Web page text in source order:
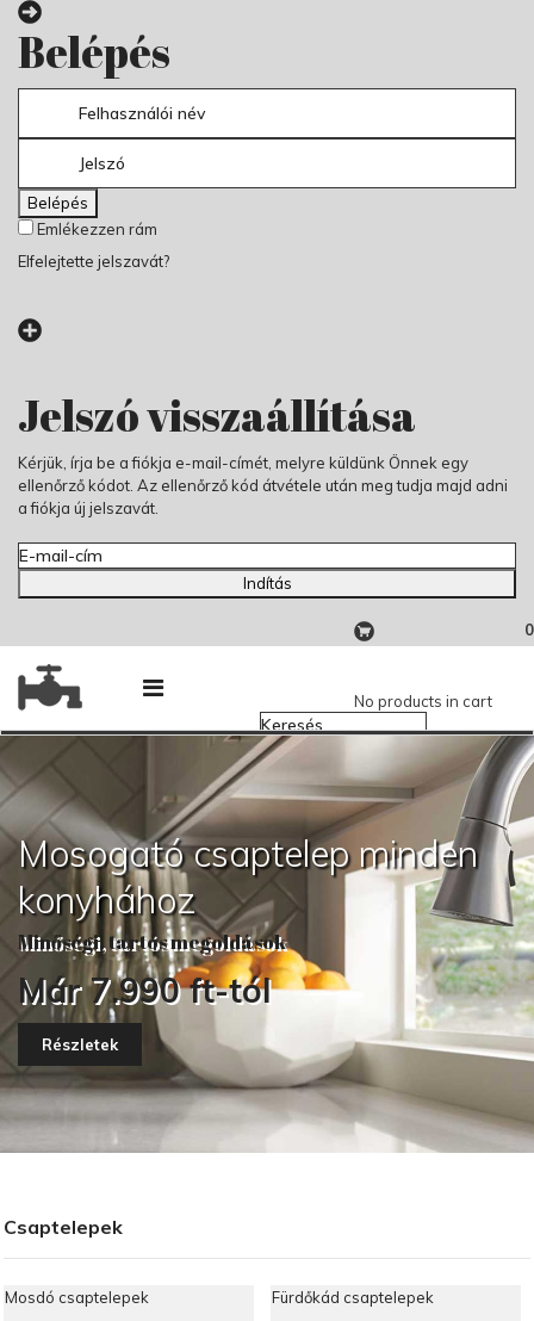
Belépés
Belépés
Emlékezzen rám
Elfelejtette jelszavát?
Jelszó visszaállítása
Kérjük, írja be a fiókja e-mail-címét, melyre küldünk Önnek egy
ellenőrző kódot. Az ellenőrző kód átvétele után meg tudja majd adni
a fiókja új jelszavát.
Indítás
0
No products in cart
Mosogató csaptelep minden
konyhához
Minőségi, tartós megoldások
Már 7.990 ft-tól
Részletek
Csaptelepek
Mosdó csaptelepek Fürdőkád csaptelepek